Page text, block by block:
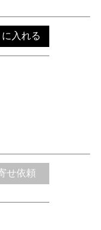
入れる
せ依頼